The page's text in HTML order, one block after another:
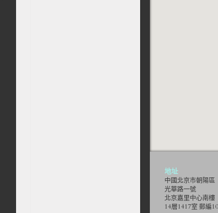
地址
中國北京市朝陽區
光華路一號
北京嘉里中心南樓
14層1417室 郵編